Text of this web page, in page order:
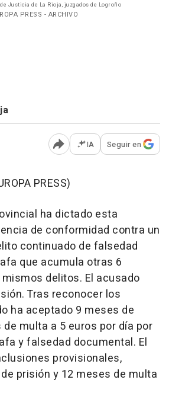
Justicia de La Rioja, juzgados de Logroño
PRESS - ARCHIVO
Abrir opciones para
IA Seguir en
PRESS)
ha dictado esta
de conformidad contra un
continuado de falsedad
que acumula otras 6
delitos. El acusado
Tras reconocer los
ha aceptado 9 meses de
multa a 5 euros por día por
y falsedad documental. El
provisionales,
prisión y 12 meses de multa